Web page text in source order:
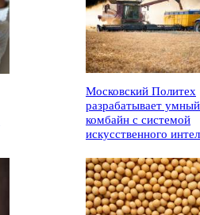
Московский Политех
разрабатывает умный
комбайн с системой
искусственного